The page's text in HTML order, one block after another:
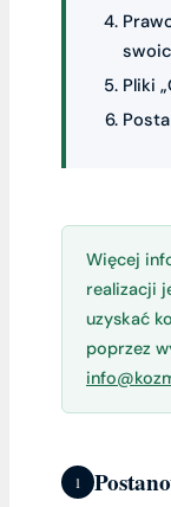
Pliki
Więcej
realizacji
uzyskać
poprzez
1